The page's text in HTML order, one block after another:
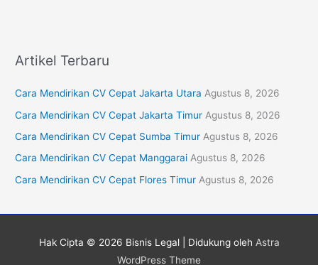
Artikel Terbaru
Cara Mendirikan CV Cepat Jakarta Utara Agustus 8, 2026
Cara Mendirikan CV Cepat Jakarta Timur Agustus 8, 2026
Cara Mendirikan CV Cepat Sumba Timur Agustus 8, 2026
Cara Mendirikan CV Cepat Manggarai Agustus 8, 2026
Cara Mendirikan CV Cepat Flores Timur Agustus 8, 2026
Hak Cipta © 2026 Bisnis Legal| Didukung oleh Astra
WordPress Theme